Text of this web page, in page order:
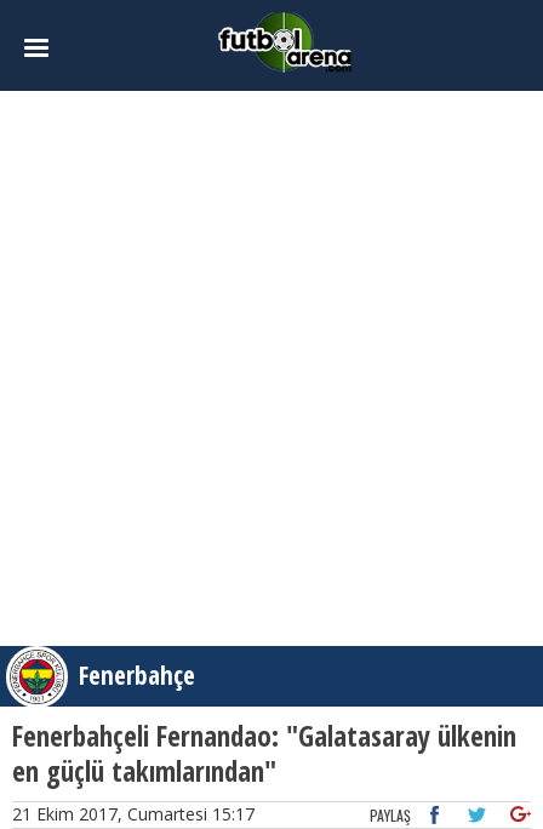
Fenerbahçe
Fenerbahçeli Fernandao: "Galatasaray ülkenin
en güçlü takımlarından"
21 Ekim 2017, Cumartesi 15:17 PAYLAŞ